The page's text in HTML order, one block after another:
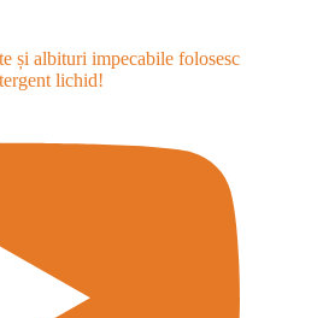
și albituri impecabile folosesc
lichid!